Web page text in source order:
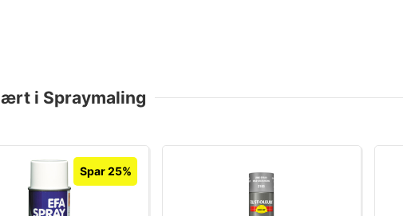
i Spraymaling
Spar 25%